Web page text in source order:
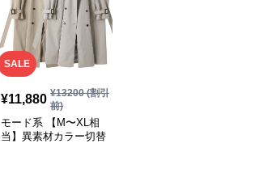
SALE
¥11,880 ¥13200(割引
前)
モード系 【M〜XL相
当】異素材カラー切替